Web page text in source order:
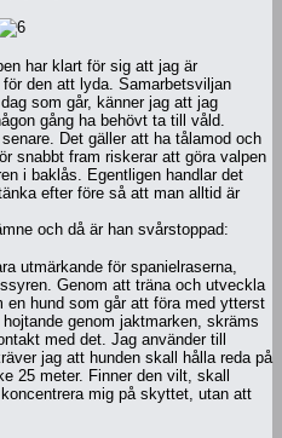
har klart för sig att jag är
den att lyda. Samarbetsviljan
som går, känner jag att jag
gång ha behövt ta till våld.
Det gäller att ha tålamod och
snabbt fram riskerar att göra valpen
i baklås. Egentligen handlar det
efter före så att man alltid är
och då är han svårstoppad:
utmärkande för spanielraserna,
Genom att träna och utveckla
en hund som går att föra med ytterst
genom jaktmarken, skräms
med det. Jag använder till
jag att hunden skall hålla reda på
25 meter. Finner den vilt, skall
mig på skyttet, utan att